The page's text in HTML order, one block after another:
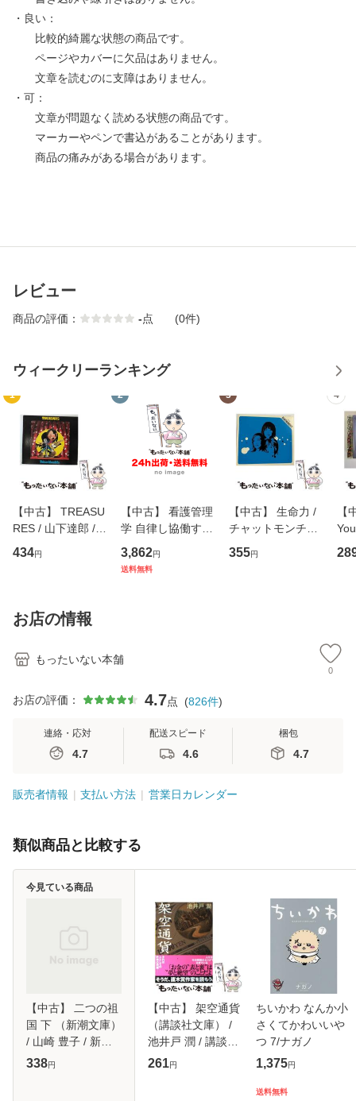
・良い：
比較的綺麗な状態の商品です。
ページやカバーに欠品はありません。
文章を読むのに支障はありません。
・可：
文章が問題なく読める状態の商品です。
マーカーやペンで書込があることがあります。
商品の痛みがある場合があります。
レビュー
商品の評価： -点 (0件)
ウィークリーランキング
1
【中古】 TREASU
RES / 山下達郎 /
イーストウエス
ト・ジャパン [CD]
434円
2
【中古】 看護管理
学 自律し協働する
専門職の看護マネ
ジメントスキル 改
3,862円
送料無料
3
【中古】 生命力 /
チャットモンチー /
キューンレコード
[CD]【メール便送
355円
4
【
のが
お店の情報
もったいない本舗
0
お店の評価： 4.7点 (826件)
連絡・応対
4.7
配送スピード
4.6
梱包
4.7
販売者情報 支払い方法 営業日カレンダー
類似商品と比較する
【中古】 二つの祖
国 下 （新潮文庫）
/ 山崎 豊子 / 新潮
社 [文庫]【メール
338円
今見ている商品
【中古】 架空通貨
（講談社文庫） /
池井戸 潤 / 講談社
[文庫]【メール便送
261円
ちいかわ なんか小
さくてかわいいや
つ 7/ナガノ
1,375円
送料無料